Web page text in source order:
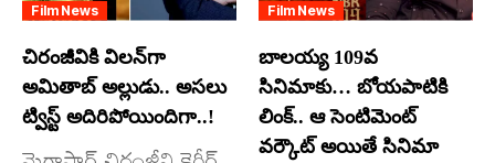
Film News
చిరంజీవికి విలన్‌గా
అమితాబ్ అల్లుడు.. అసలు
ట్విస్ట్ అదిరిపోయిందిగా..!
Film News
బాలయ్య 109వ
సినిమాకు… బోయపాటికి
లింక్.. ఆ సెంటిమెంట్
వర్కౌట్ అయితే సినిమా